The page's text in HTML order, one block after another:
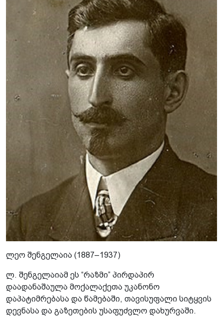
ლეო შენგელაია (1887–1937)
ლ. შენგელაიამ ეს “რაზმი” პირდაპირ
დაადანაშაულა მოქალაქეთა უკანონო
დაპატიმრებასა და წამებაში, თავისუფალი სიტყვის
დევნასა და გაზეთების უსაფუძვლო დახურვაში.